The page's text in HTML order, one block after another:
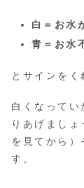
白＝お水
青＝お水
とサインをく
白くなって
りあげまし
を見てから）
す。